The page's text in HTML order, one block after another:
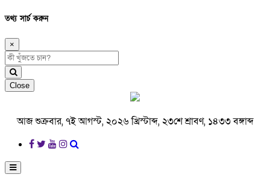
তথ্য সার্চ করুন
×
Close
আজ শুক্রবার, ৭ই আগস্ট, ২০২৬ খ্রিস্টাব্দ, ২৩শে শ্রাবণ, ১৪৩৩ বঙ্গাব্দ